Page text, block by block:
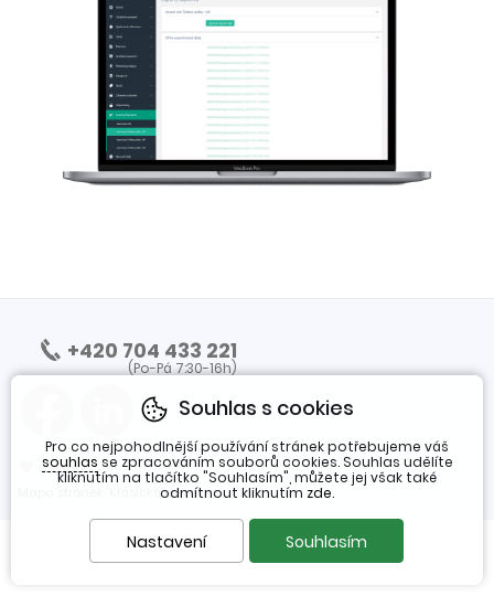
+420 704 433 221
(Po-Pá 7:30-16h)
ineShop
Klasická verze
Souhlas s cookies
Pro co nejpohodlnější používání stránek potřebujeme váš
souhlas se zpracováním souborů cookies. Souhlas udělíte
kliknutím na tlačítko "Souhlasím", můžete jej však také
odmítnout kliknutím zde.
Nastavení Souhlasím